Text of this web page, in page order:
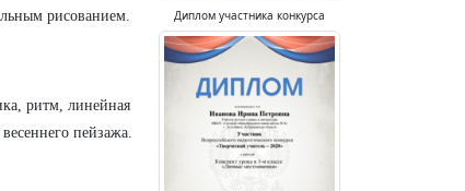
рисованием.
ритм, линейная
пейзажа.
Диплом участника конкурса